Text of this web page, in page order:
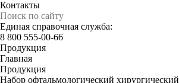
Контакты
Единая справочная служба:
8 800 555-00-66
Продукция
Главная
Продукция
Набор офтальмологический хирургический